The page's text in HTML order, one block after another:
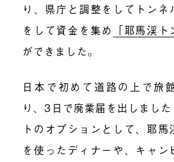
り、県庁と調整をしてトンネ
をして資金を集め 「耶馬渓ト
ができました。
日本で初めて道路の上で旅
り、3日で廃業届を出しまし
トのオプションとして、耶
を使ったディナーや、キャン